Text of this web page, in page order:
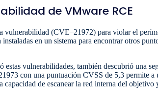
de VMware RCE
vulnerabilidad (CVE–21972) para violar el
en un sistema para encontrar otros
estas vulnerabilidades, también descubrió una
con una puntuación CVSS de 5,3 permite
capacidad de escanear la red interna del